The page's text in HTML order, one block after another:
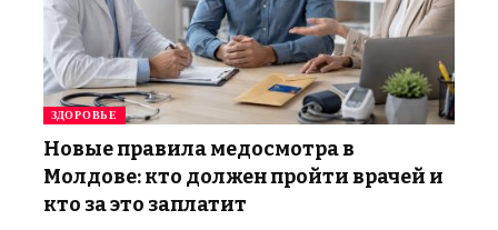
ЗДОРОВЬЕ
Новые правила медосмотра в
Молдове: кто должен пройти врачей и
кто за это заплатит